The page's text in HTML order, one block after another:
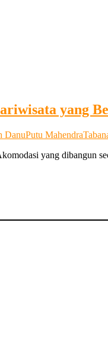
yang
DanuPutu Mahendra
yang dibangun